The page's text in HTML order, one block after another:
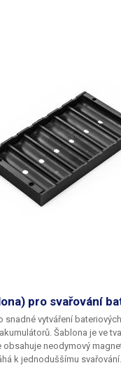
pro svařování
snadné vytváření
Šablona je ve
neodymový
k jednoduššímu